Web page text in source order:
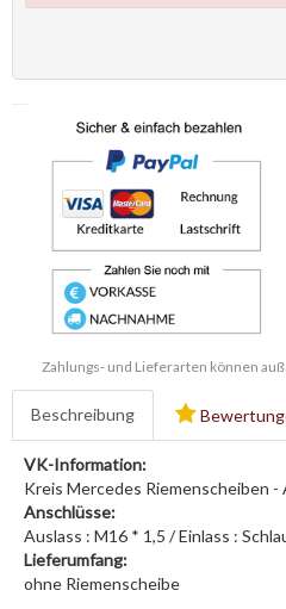
Zahlungs- und Lieferarten können
Beschreibung
VK-Information:
Kreis Mercedes Riemenscheiben -
Anschlüsse:
Auslass : M16 * 1,5 / Einlass :
Lieferumfang:
ohne Riemenscheibe